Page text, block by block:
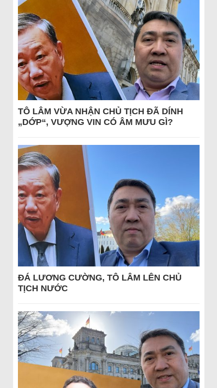
TÔ LÂM VỪA NHẬN CHỦ TỊCH ĐÃ DÍNH
„DỚP“, VƯỢNG VIN CÓ ÂM MƯU GÌ?
ĐÁ LƯƠNG CƯỜNG, TÔ LÂM LÊN CHỦ
TỊCH NƯỚC